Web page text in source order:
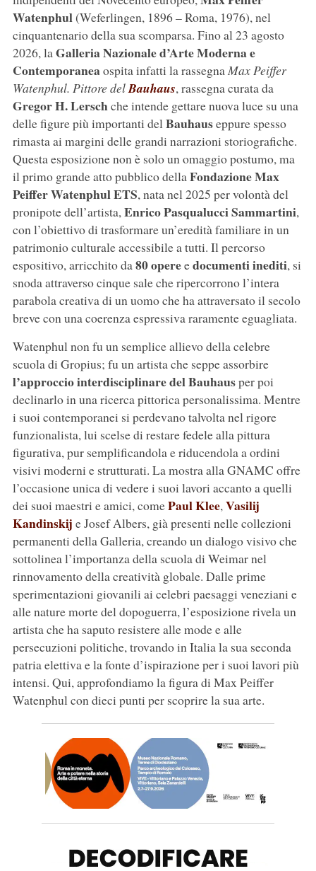
Watenphul(Weferlingen, 1896 – Roma, 1976), nel
cinquantenario della sua scomparsa. Fino al 23 agosto
2026, laGalleria Nazionale d’Arte Moderna e
Contemporaneaospita infatti la rassegnaMax Peiffer
Watenphul. Pittore delBauhaus, rassegna curata da
Gregor H. Lerschche intende gettare nuova luce su una
delle figure più importanti delBauhauseppure spesso
rimasta ai margini delle grandi narrazioni storiografiche.
Questa esposizione non è solo un omaggio postumo, ma
il primo grande atto pubblico dellaFondazione Max
Peiffer Watenphul ETS, nata nel 2025 per volontà del
pronipote dell’artista,Enrico Pasqualucci Sammartini,
con l’obiettivo di trasformare un’eredità familiare in un
patrimonio culturale accessibile a tutti. Il percorso
espositivo, arricchito da80 opereedocumenti inediti, si
snoda attraverso cinque sale che ripercorrono l’intera
parabola creativa di un uomo che ha attraversato il secolo
breve con una coerenza espressiva raramente eguagliata.
Watenphul non fu un semplice allievo della celebre
scuola di Gropius; fu un artista che seppe assorbire
l’approccio interdisciplinare del Bauhausper poi
declinarlo in una ricerca pittorica personalissima. Mentre
i suoi contemporanei si perdevano talvolta nel rigore
funzionalista, lui scelse di restare fedele alla pittura
figurativa, pur semplificandola e riducendola a ordini
visivi moderni e strutturati. La mostra alla GNAMC offre
l’occasione unica di vedere i suoi lavori accanto a quelli
dei suoi maestri e amici, comePaul Klee,Vasilij
Kandinskij e Josef Albers, già presenti nelle collezioni
permanenti della Galleria, creando un dialogo visivo che
sottolinea l’importanza della scuola di Weimar nel
rinnovamento della creatività globale. Dalle prime
sperimentazioni giovanili ai celebri paesaggi veneziani e
alle nature morte del dopoguerra, l’esposizione rivela un
artista che ha saputo resistere alle mode e alle
persecuzioni politiche, trovando in Italia la sua seconda
patria elettiva e la fonte d’ispirazione per i suoi lavori più
intensi. Qui, approfondiamo la figura di Max Peiffer
Watenphul con dieci punti per scoprire la sua arte.